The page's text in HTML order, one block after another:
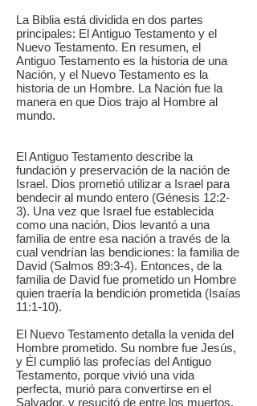
La Biblia está dividida en dos partes
principales: El Antiguo Testamento y el
Nuevo Testamento. En resumen, el
Antiguo Testamento es la historia de una
Nación, y el Nuevo Testamento es la
historia de un Hombre. La Nación fue la
manera en que Dios trajo al Hombre al
mundo.
El Antiguo Testamento describe la
fundación y preservación de la nación de
Israel. Dios prometió utilizar a Israel para
bendecir al mundo entero (Génesis 12:2-
3). Una vez que Israel fue establecida
como una nación, Dios levantó a una
familia de entre esa nación a través de la
cual vendrían las bendiciones: la familia de
David (Salmos 89:3-4). Entonces, de la
familia de David fue prometido un Hombre
quien traería la bendición prometida (Isaías
11:1-10).
El Nuevo Testamento detalla la venida del
Hombre prometido. Su nombre fue Jesús,
y Él cumplió las profecías del Antiguo
Testamento, porque vivió una vida
perfecta, murió para convertirse en el
Salvador, y resucitó de entre los muertos.